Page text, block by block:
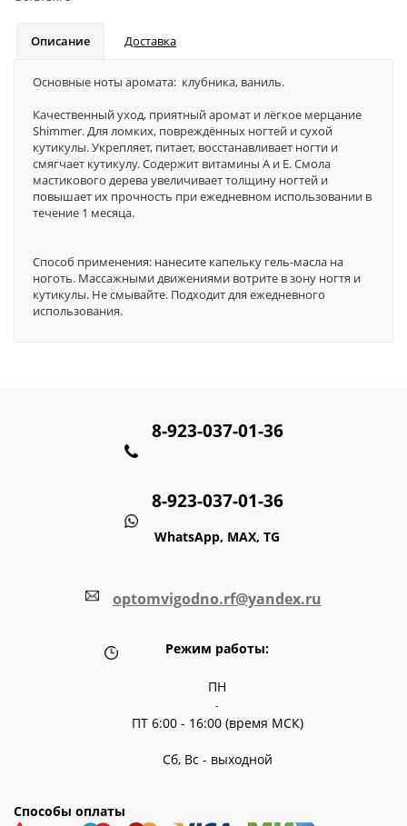
Описание Доставка
Основные ноты аромата: клубника, ваниль.
Качественный уход, приятный аромат и лёгкое мерцание
Shimmer. Для ломких, повреждённых ногтей и сухой
кутикулы. Укрепляет, питает, восстанавливает ногти и
смягчает кутикулу. Содержит витамины А и Е. Смола
мастикового дерева увеличивает толщину ногтей и
повышает их прочность при ежедневном использовании в
течение 1 месяца.
Способ применения: нанесите капельку гель-масла на
ноготь. Массажными движениями вотрите в зону ногтя и
кутикулы. Не смывайте. Подходит для ежедневного
использования.
8-923-037-01-36
8-923-037-01-36
WhatsApp, MAX, TG
optomvigodno.rf@yandex.ru
Режим работы:
ПН
-
ПТ 6:00 - 16:00 (время МСК)
Сб, Вс - выходной
Способы оплаты